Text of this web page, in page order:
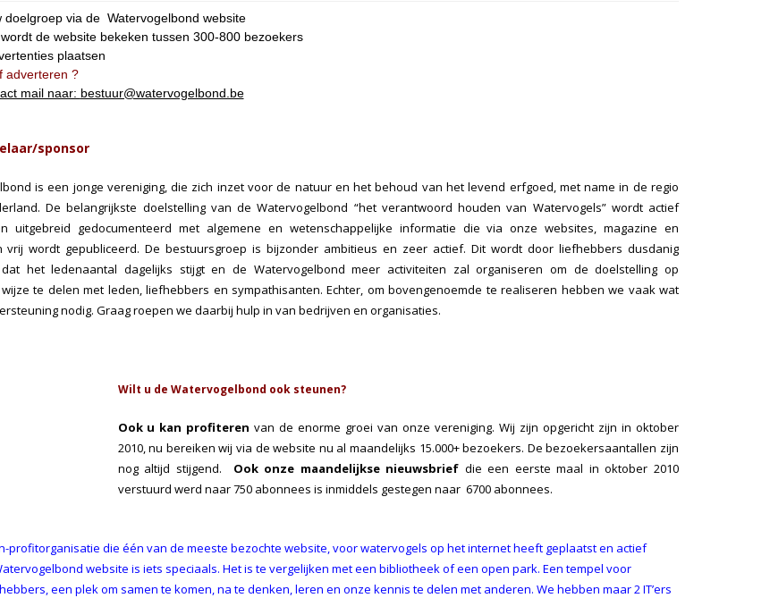
doelgroep via de Watervogelbond website
de website bekeken tussen 300-800 bezoekers
plaatsen
adverteren ?
mail naar: bestuur@watervogelbond.be
sponsor
is een jonge vereniging, die zich inzet voor de natuur en het behoud van het levend erfgoed, met name in de regio
De belangrijkste doelstelling van de Watervogelbond “het verantwoord houden van Watervogels” wordt actief
uitgebreid gedocumenteerd met algemene en wetenschappelijke informatie die via onze websites, magazine en
vrij wordt gepubliceerd. De bestuursgroep is bijzonder ambitieus en zeer actief. Dit wordt door liefhebbers dusdanig
dat het ledenaantal dagelijks stijgt en de Watervogelbond meer activiteiten zal organiseren om de doelstelling op
te delen met leden, liefhebbers en sympathisanten. Echter, om bovengenoemde te realiseren hebben we vaak wat
nodig. Graag roepen we daarbij hulp in van bedrijven en organisaties.
Wilt u de Watervogelbond ook steunen?
Ook u kan profiteren van de enorme groei van onze vereniging. Wij zijn opgericht zijn in oktober
2010, nu bereiken wij via de website nu al maandelijks 15.000+ bezoekers. De bezoekersaantallen zijn
nog altijd stijgend. Ook onze maandelijkse nieuwsbrief die een eerste maal in oktober 2010
verstuurd werd naar 750 abonnees is inmiddels gestegen naar 6700 abonnees.
profitorganisatie die één van de meeste bezochte website, voor watervogels op het internet heeft geplaatst en actief
website is iets speciaals. Het is te vergelijken met een bibliotheek of een open park. Een tempel voor
een plek om samen te komen, na te denken, leren en onze kennis te delen met anderen. We hebben maar 2 IT’ers